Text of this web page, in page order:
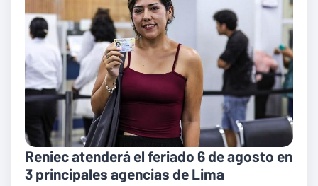
Reniec atenderá el feriado 6 de agosto en
3 principales agencias de Lima